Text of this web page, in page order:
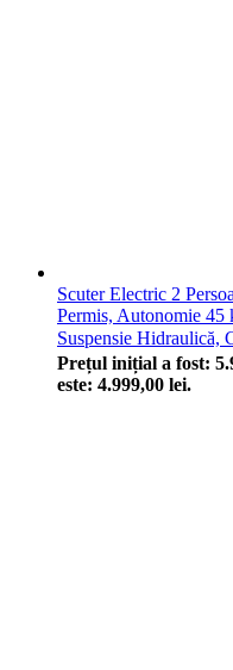
Scuter Electric 2
Permis, Autonomie
Suspensie Hidraulică,
Prețul inițial a fost:
este: 4.999,00 lei.